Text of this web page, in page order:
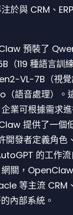
於與 CRM、
預裝了
119 種語言訓
VL-7B（視
語音處理）。
業可根據需求
提供了一個
開發者定義角色
的工作
網關，
等主流 CRM
內部系統。